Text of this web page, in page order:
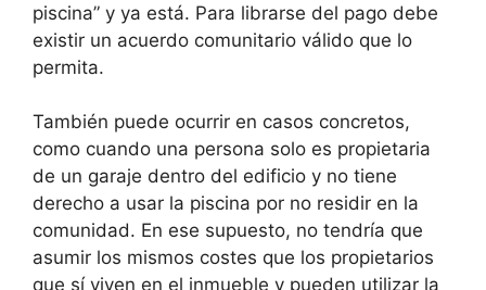
piscina” y ya está. Para librarse del pago debe
existir un acuerdo comunitario válido que lo
permita.
También puede ocurrir en casos concretos,
como cuando una persona solo es propietaria
de un garaje dentro del edificio y no tiene
derecho a usar la piscina por no residir en la
comunidad. En ese supuesto, no tendría que
asumir los mismos costes que los propietarios
que sí viven en el inmueble y pueden utilizar la